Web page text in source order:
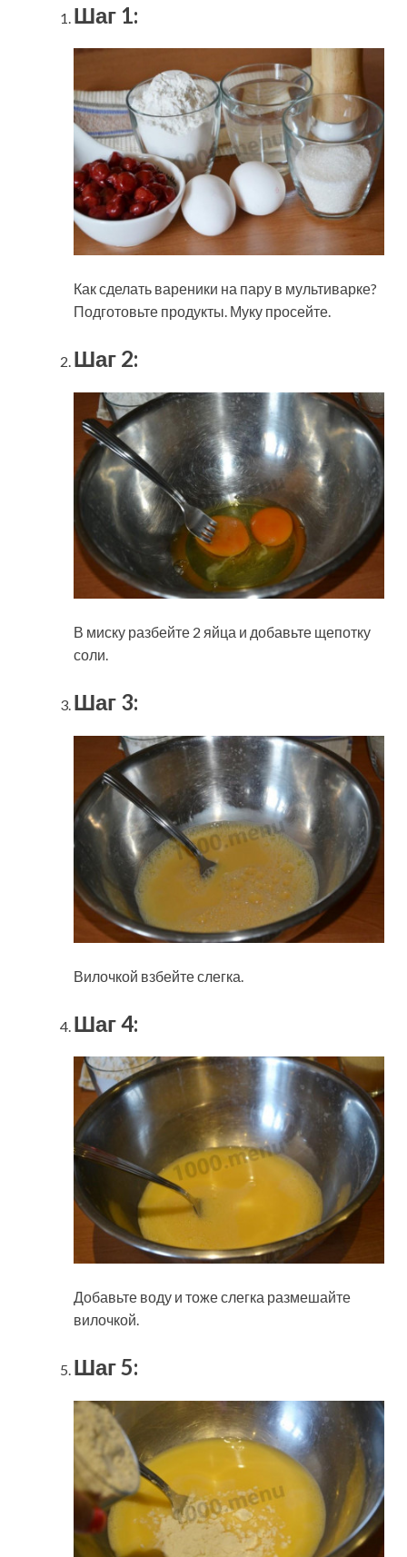
Шаг 1:
Как сделать вареники на пару в мультиварке?
Подготовьте продукты. Муку просейте.
Шаг 2:
В миску разбейте 2 яйца и добавьте щепотку
соли.
Шаг 3:
Вилочкой взбейте слегка.
Шаг 4:
Добавьте воду и тоже слегка размешайте
вилочкой.
Шаг 5: